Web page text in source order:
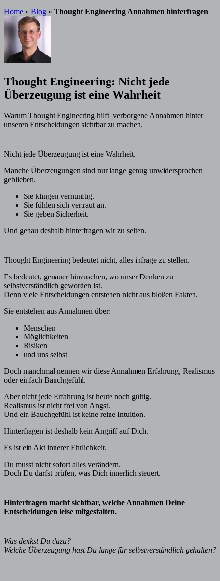
Home » Blog » Thought Engineering Annahmen hinterfragen
Thought Engineering: Nicht jede
Überzeugung ist eine Wahrheit
Warum Thought Engineering hilft, verborgene Annahmen hinter
unseren Entscheidungen sichtbar zu machen.
Nicht jede Überzeugung ist eine Wahrheit.
Manche Überzeugungen sind nur lange genug unwidersprochen
geblieben.
Sie klingen vernünftig.
Sie fühlen sich vertraut an.
Sie geben Sicherheit.
Und genau deshalb hinterfragen wir zu selten.
Thought Engineering bedeutet nicht, alles infrage zu stellen.
Es bedeutet, genauer hinzusehen, wo unser Denken zu
selbstverständlich geworden ist.
Denn viele Entscheidungen entstehen nicht aus bloßen Fakten.
Sie entstehen aus Annahmen über:
Menschen
Möglichkeiten
Risiken
und uns selbst
Doch manchmal nennen wir diese Annahmen Erfahrung, Realismus
oder einfach Bauchgefühl.
Aber nicht jede Erfahrung ist heute noch gültig.
Realismus ist nicht frei von Angst.
Und ein Bauchgefühl ist keine reine Intuition.
Hinterfragen ist deshalb kein Angriff auf Dich.
Es ist ein Akt innerer Ehrlichkeit.
Du musst nicht sofort alles verändern.
Doch Du darfst prüfen, was Dich innerlich steuert.
Hinterfragen macht sichtbar, welche Annahmen Deine
Entscheidungen leise mitgestalten.
Was denkst Du dazu?
Welche Überzeugung hast Du lange für selbstverständlich gehalten?